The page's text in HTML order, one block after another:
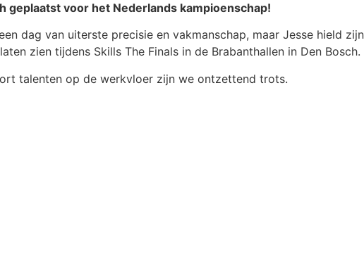
voor het Nederlands kampioenschap!
dag van uiterste precisie en vakmanschap, maar Jesse hield
zien tijdens Skills The Finals in de Brabanthallen in Den Bosch.
talenten op de werkvloer zijn we ontzettend trots.